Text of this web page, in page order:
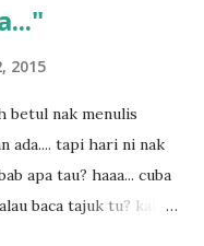
2015
betul nak menulis
ada.... tapi hari ni nak
apa tau? haaa... cuba
baca tajuk tu? kalau